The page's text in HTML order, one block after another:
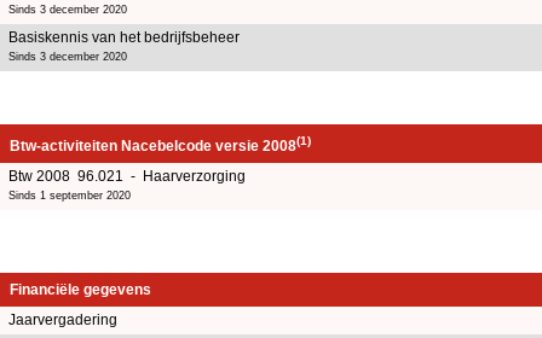
Sinds 3 december 2020
Basiskennis van het bedrijfsbeheer
Sinds 3 december 2020
Btw-activiteiten Nacebelcode versie 2008(1)
Btw 2008 96.021 - Haarverzorging
Sinds 1 september 2020
Financiële gegevens
Jaarvergadering